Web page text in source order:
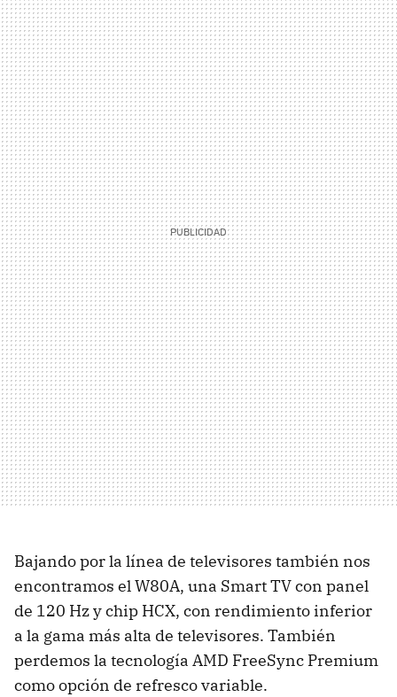
Bajando por la línea de televisores también nos
encontramos el W80A, una Smart TV con panel
de 120 Hz y chip HCX, con rendimiento inferior
a la gama más alta de televisores. También
perdemos la tecnología AMD FreeSync Premium
como opción de refresco variable.